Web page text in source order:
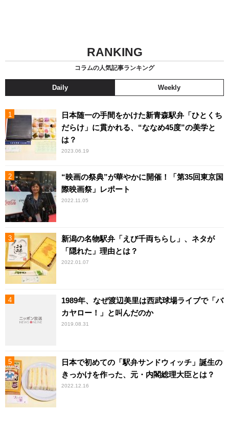
RANKING
コラムの人気記事ランキング
Daily Weekly
日本随一の手間をかけた新青森駅弁「ひとくち
だらけ」に貫かれる、“ななめ45度”の美学と
は？
2023.06.19
“映画の祭典”が華やかに開催！「第35回東京国
際映画祭」レポート
2022.11.05
新潟の名物駅弁「えび千両ちらし」、ネタが
「隠れた」理由とは？
2022.01.07
1989年、なぜ渡辺美里は西武球場ライブで「バ
カヤロー！」と叫んだのか
2019.08.31
日本で初めての「駅弁サンドウィッチ」誕生の
きっかけを作った、元・内閣総理大臣とは？
2022.12.16